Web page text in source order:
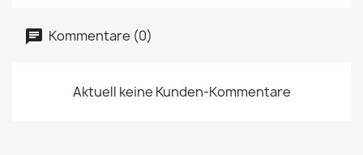
Kommentare (0)
Aktuell keine Kunden-Kommentare